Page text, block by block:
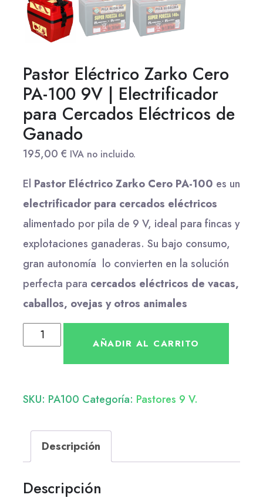
Pastor Eléctrico Zarko Cero
PA-100 9V | Electrificador
para Cercados Eléctricos de
Ganado
195,00 € IVA no incluido.
El Pastor Eléctrico Zarko Cero PA-100 es un
electrificador para cercados eléctricos
alimentado por pila de 9 V, ideal para fincas y
explotaciones ganaderas. Su bajo consumo,
gran autonomía lo convierten en la solución
perfecta para cercados eléctricos de vacas,
caballos, ovejas y otros animales
AÑADIR AL CARRITO
SKU: PA100 Categoría: Pastores 9 V.
Descripción
Descripción